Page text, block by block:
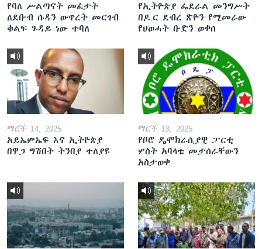
የባለ ሥልጣናት መፈታት
ለደቡብ ሱዳን ውጥረት መርገብ
ቁልፍ ጉዳይ ነው ተባለ
የኢትዮጵያ ፌደራል መንግሥት
በዶ.ር ደብረ ጽዮን የሚመራው
የህወሓት ቡድን ወቀሰ
ማርች 14, 2025
አይኤምኤፍ እና ኢትዮጵያ
በዋጋ ግሽበት ትንበያ ተለያዩ
ማርች 13, 2025
የቦሮ ዴሞክራሲያዊ ፓርቲ
ሦስት አባላቱ መታሰራቸውን
አስታወቀ